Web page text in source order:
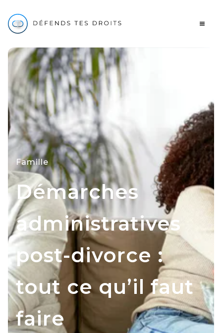
Famille
Démarches
administratives
post-divorce :
tout ce qu’il faut
faire